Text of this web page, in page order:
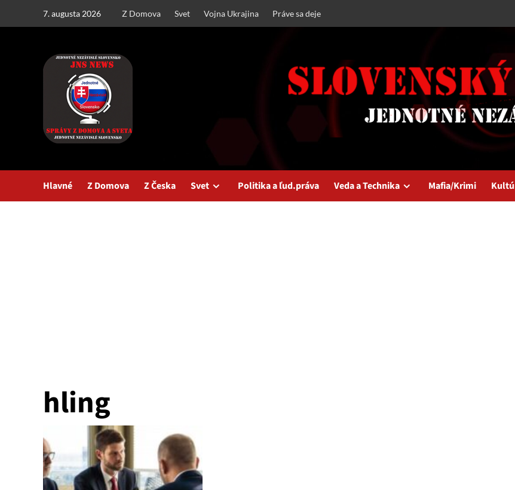
7. augusta 2026 Z Domova Svet Vojna Ukrajina Práve sa deje
Hlavné Z Domova Z Česka Svet Politika a ľud.práva Veda a Technika Mafia/Krimi
hling